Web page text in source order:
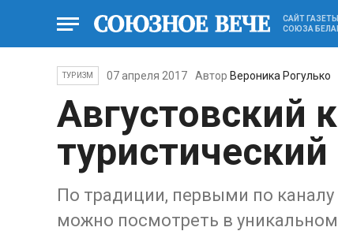
САЙТ
СОЮЗА
ТУРИЗМ 07 апреля 2017 Автор Вероника Рогулько
Августовский
туристический
По традиции, первыми по
можно посмотреть в